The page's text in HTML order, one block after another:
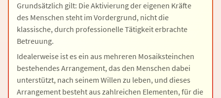
Grundsätzlich gilt: Die Aktivierung der eigenen Kräfte
des Menschen steht im Vordergrund, nicht die
klassische, durch professionelle Tätigkeit erbrachte
Betreuung.
Idealerweise ist es ein aus mehreren Mosaiksteinchen
bestehendes Arrangement, das den Menschen dabei
unterstützt, nach seinem Willen zu leben, und dieses
Arrangement besteht aus zahlreichen Elementen, für die